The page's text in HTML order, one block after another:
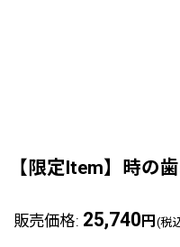
【限定Item】時の
販売価格: 25,740 円 (税